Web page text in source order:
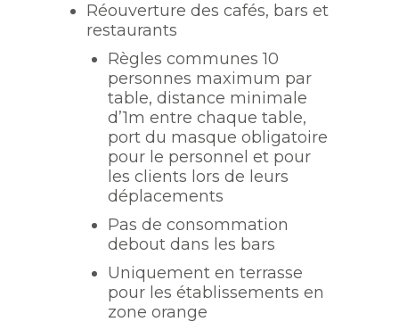
Réouverture des cafés, bars et
restaurants
Règles communes 10
personnes maximum par
table, distance minimale
d’1m entre chaque table,
port du masque obligatoire
pour le personnel et pour
les clients lors de leurs
déplacements
Pas de consommation
debout dans les bars
Uniquement en terrasse
pour les établissements en
zone orange